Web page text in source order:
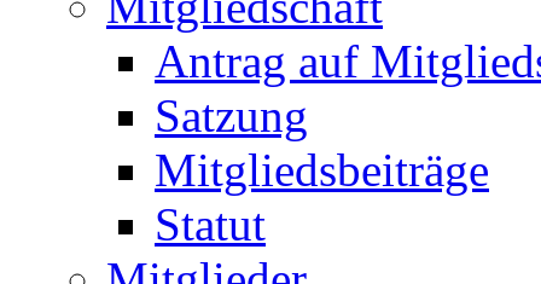
Antrag auf
Satzung
Mitgliedsbeiträge
Statut